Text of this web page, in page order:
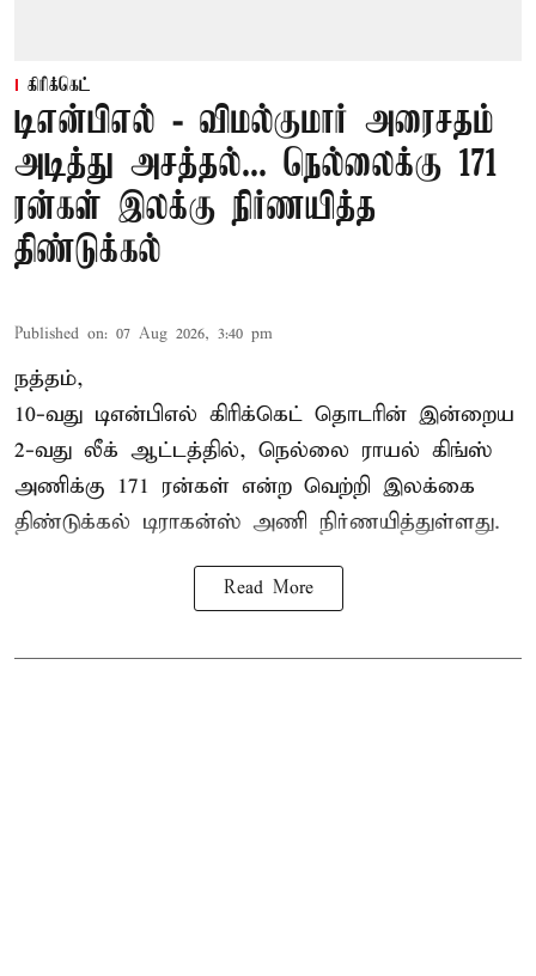
கிரிக்கெட்
டிஎன்பிஎல் - விமல்குமார் அரைசதம்
அடித்து அசத்தல்... நெல்லைக்கு 171
ரன்கள் இலக்கு நிர்ணயித்த
திண்டுக்கல்
Published on: 07 Aug 2026, 3:40 pm
நத்தம்,
10-வது டிஎன்பிஎல் கிரிக்கெட் தொடரின் இன்றைய
2-வது லீக் ஆட்டத்தில், நெல்லை ராயல் கிங்ஸ்
அணிக்கு 171 ரன்கள் என்ற வெற்றி இலக்கை
திண்டுக்கல் டிராகன்ஸ் அணி நிர்ணயித்துள்ளது.
Read More